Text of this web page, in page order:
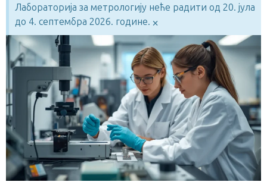
Лабораторија за метрологију неће радити од 20. јула
до 4. септембра 2026. године. ×